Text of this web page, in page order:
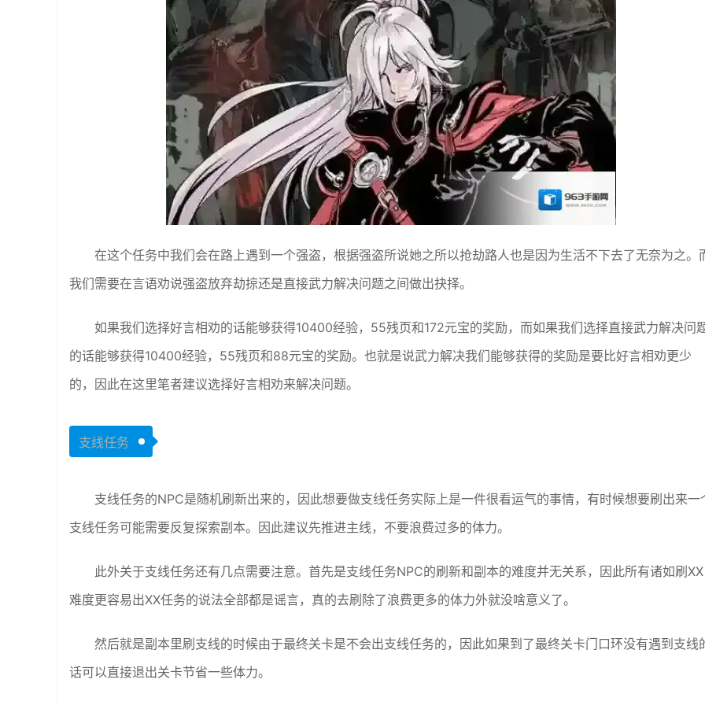
在这个任务中我们会在路上遇到一个强盗，根据强盗所说她之所以抢劫路人也是因为生活不下去了无奈为之。
我们需要在言语劝说强盗放弃劫掠还是直接武力解决问题之间做出抉择。
如果我们选择好言相劝的话能够获得10400经验，55残页和172元宝的奖励，而如果我们选择直接武力解决问
的话能够获得10400经验，55残页和88元宝的奖励。也就是说武力解决我们能够获得的奖励是要比好言相劝更少
的，因此在这里笔者建议选择好言相劝来解决问题。
支线任务
支线任务的NPC是随机刷新出来的，因此想要做支线任务实际上是一件很看运气的事情，有时候想要刷出来一
支线任务可能需要反复探索副本。因此建议先推进主线，不要浪费过多的体力。
此外关于支线任务还有几点需要注意。首先是支线任务NPC的刷新和副本的难度并无关系，因此所有诸如刷XX
难度更容易出XX任务的说法全部都是谣言，真的去刷除了浪费更多的体力外就没啥意义了。
然后就是副本里刷支线的时候由于最终关卡是不会出支线任务的，因此如果到了最终关卡门口环没有遇到支线
话可以直接退出关卡节省一些体力。